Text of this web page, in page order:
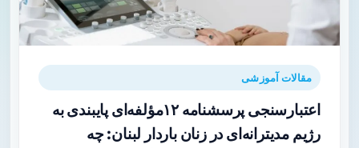
مقالات آموزشی
اعتبارسنجی پرسشنامه ۱۲‌مؤلفه‌ای پایبندی به
رژیم مدیترانه‌ای در زنان باردار لبنان: چه